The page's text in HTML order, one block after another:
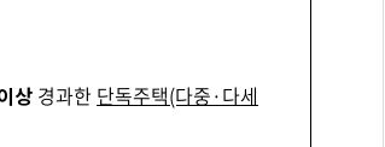
상 경과한 단독주택(다중·다세